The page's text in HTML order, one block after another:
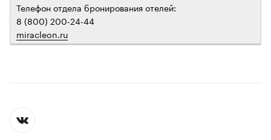
Телефон отдела бронирования отелей:
8 (800) 200-24-44
miracleon.ru